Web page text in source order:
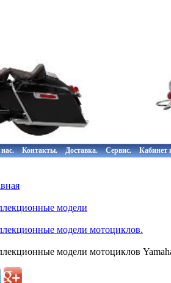
Контакты. Доставка. Сервис. Кабинет
модели
модели мотоциклов.
модели мотоциклов